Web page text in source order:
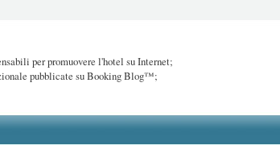
per promuovere l'hotel su Internet;
pubblicate su Booking Blog™;